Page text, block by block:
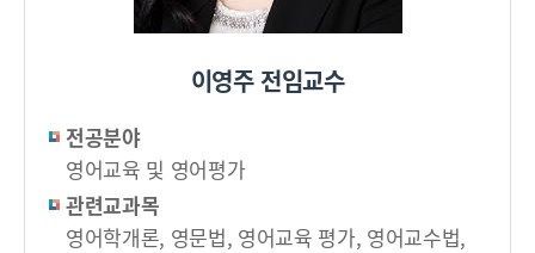
이영주 전임교수
전공분야
영어교육 및 영어평가
관련교과목
영어학개론, 영문법, 영어교육 평가, 영어교수법,